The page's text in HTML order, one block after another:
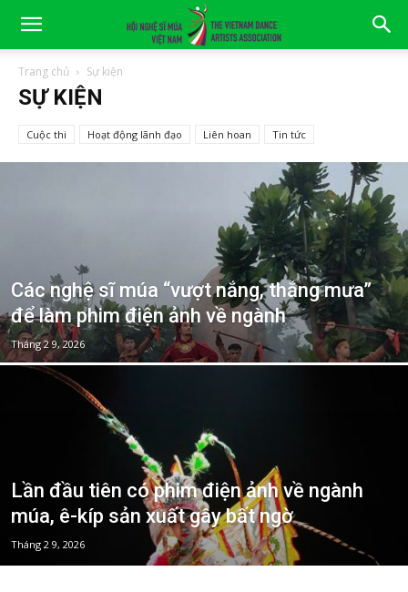
Trang chủ Sự kiện
SỰ KIỆN
Cuộc thi Hoạt động lãnh đạo Liên hoan Tin tức
Các nghệ sĩ múa “vượt nắng, thắng mưa”
để làm phim điện ảnh về ngành
Tháng 2 9, 2026
Lần đầu tiên có phim điện ảnh về ngành
múa, ê-kíp sản xuất gây bất ngờ
Tháng 2 9, 2026